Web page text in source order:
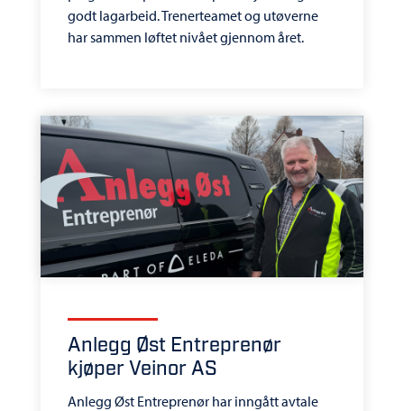
godt lagarbeid. Trenerteamet og utøverne
har sammen løftet nivået gjennom året.
Anlegg Øst Entreprenør
kjøper Veinor AS
Anlegg Øst Entreprenør har inngått avtale